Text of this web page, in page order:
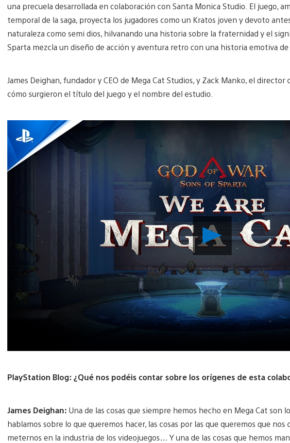
una precuela desarrollada en colaboración con Santa Monica Studio. El juego,
temporal de la saga, proyecta los jugadores como un Kratos joven y devoto
naturaleza como semi dios, hilvanando una historia sobre la fraternidad y el
Sparta mezcla un diseño de acción y aventura retro con una historia emotiva de
James Deighan, fundador y CEO de Mega Cat Studios, y Zack Manko, el
cómo surgieron el título del juego y el nombre del estudio.
Reproducir
vídeo
PlayStation Blog: ¿Qué nos podéis contar sobre los orígenes de esta
James Deighan: Una de las cosas que siempre hemos hecho en Mega Cat son
hablamos sobre lo que queremos hacer, las cosas por las que queremos que
meternos en la industria de los videojuegos… Y una de las cosas que hemos